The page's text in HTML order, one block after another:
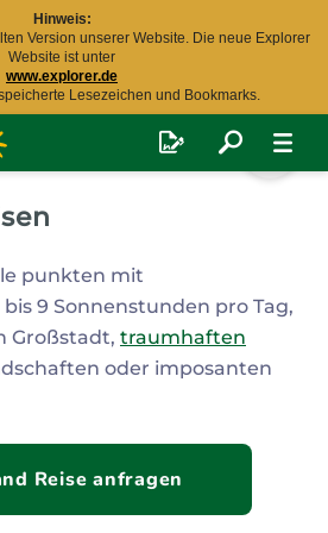
Hinweis:
Version unserer Website. Die neue Explorer
Website ist unter
www.explorer.de
Lesezeichen und Bookmarks.
punkten mit
9 Sonnenstunden pro Tag,
Großstadt, traumhaften
oder imposanten
Kultur.
ist außerdem bekannt für
Infrastruktur und
Reise anfragen